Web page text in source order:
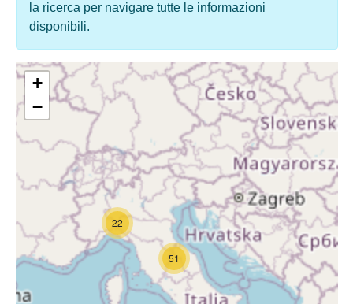
la ricerca per navigare tutte le informazioni
disponibili.
22
51
+
−